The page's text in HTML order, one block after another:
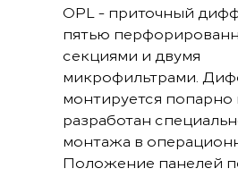
OPL - приточный
пятью
секциями и двумя
микрофильтрами.
монтируется попарно
разработан
монтажа в
Положение панелей